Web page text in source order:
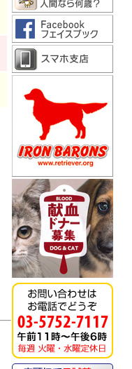
《キッチンドッグ！》モ
ンデリ